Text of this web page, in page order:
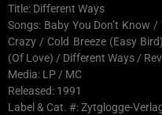
Title: Different Ways
Songs: Baby You Don’t Know
Crazy / Cold Breeze (Easy
(Of Love) / Different Ways /
Media: LP / MC
Released: 1991
Label & Cat. #: Zytglogge-